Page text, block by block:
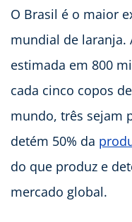
O Brasil é o maior
mundial de laranja.
estimada em 800
cada cinco copos
mundo, três sejam
detém 50% da
do que produz e
mercado global.